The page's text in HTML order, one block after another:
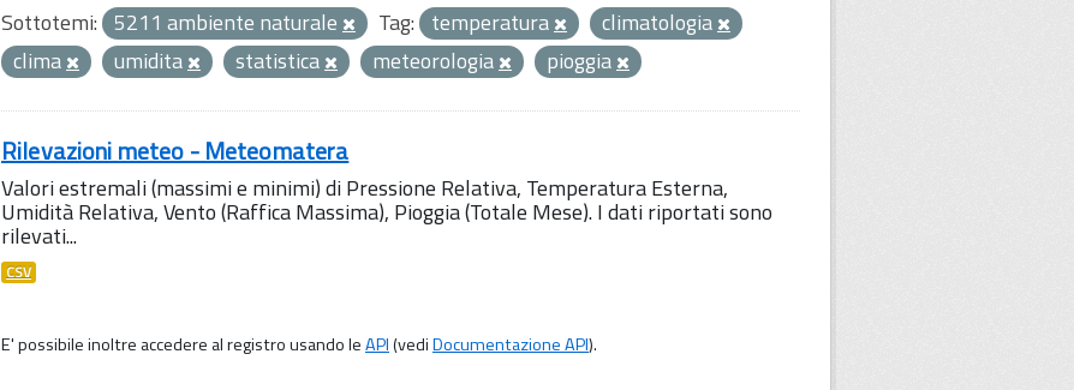
Sottotemi: 5211 ambiente naturale Tag: temperatura
climatologia
clima
umidita statistica meteorologia pioggia
Rilevazioni meteo - Meteomatera
Valori estremali (massimi e minimi) di Pressione Relativa, Temperatura Esterna,
Umidità Relativa, Vento (Raffica Massima), Pioggia (Totale Mese). I dati riportati sono
rilevati...
CSV
E' possibile inoltre accedere al registro usando leAPI(vediDocumentazione API).